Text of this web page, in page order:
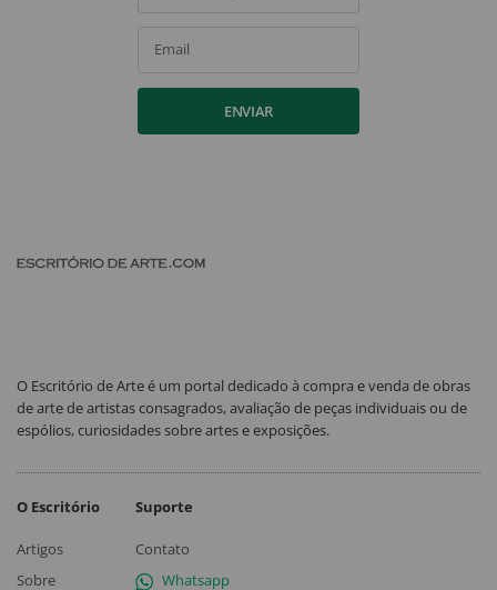
Email
ENVIAR
O Escritório de Arte é um portal dedicado à compra e venda de obras
de arte de artistas consagrados, avaliação de peças individuais ou de
espólios, curiosidades sobre artes e exposições.
O Escritório
Artigos
Sobre
Suporte
Contato
Whatsapp